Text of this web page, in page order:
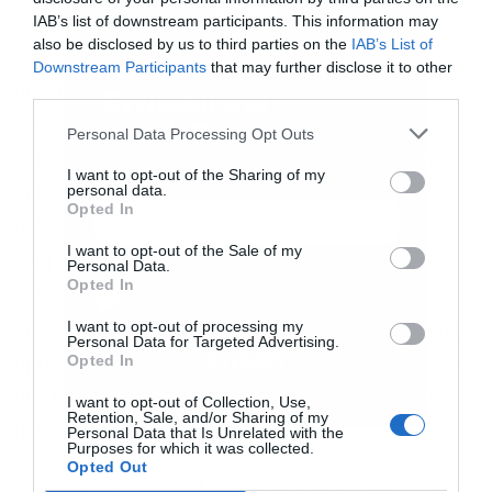
IAB’s list of downstream participants. This information may
also be disclosed by us to third parties on the IAB’s List of
Downstream Participants that may further disclose it to other
Personal Data Processing Opt Outs
I want to opt-out of the Sharing of my
personal data.
Opted In
I want to opt-out of the Sale of my
Personal Data.
Opted In
I want to opt-out of processing my
Personal Data for Targeted Advertising.
Opted In
I want to opt-out of Collection, Use,
Retention, Sale, and/or Sharing of my
Personal Data that Is Unrelated with the
Purposes for which it was collected.
Opted Out
ΕΠΕΙΓΟΥΣΑ ΕΝΗΜΕΡΩΣΗ – ΔΙΑΣΥΝΔΕΣΗ POS
Στο πλαίσιο της δράσης της ΑΑΔΕ και του
συστημάτων ERP και ταμειακών μηχανών με
ενημερώνουμε ότι ΟΛΑ τα τερματικά της
viva.com και οι εφαρμογές της για κινητά και
tablets (Android/iOS) είναι συμβατά με ΟΛΕΣ τις
προβλέψεις του σχετικού νόμου και συνδέονται
με ΟΛΑ ανεξαιρέτως τα ERP και τα συστήματα
τιμολόγησης.
Εγγραφή στο
newsletter
Αποδέχομαι τους